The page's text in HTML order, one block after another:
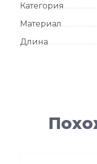
Категория
Материал
Длина